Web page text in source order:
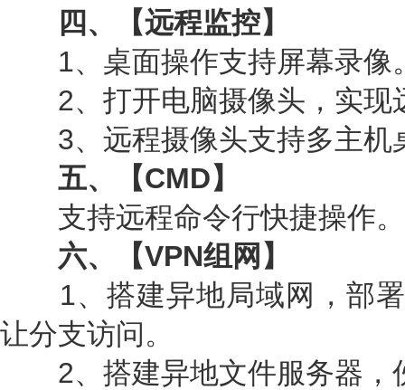
四、【远程监控】
1、桌面操作支持屏幕录像
2、打开电脑摄像头，实现
3、远程摄像头支持多主机
五、【CMD】
支持远程命令行快捷操作。
六、【VPN组网】
1、搭建异地局域网，部署
让分支访问。
2、搭建异地文件服务器，